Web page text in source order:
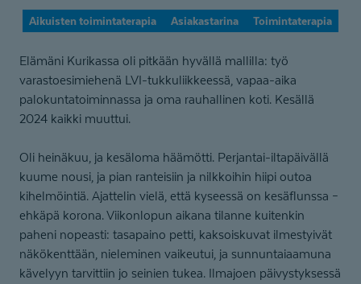
Aikuisten toimintaterapia Asiakastarina Toimintaterapia
Elämäni Kurikassa oli pitkään hyvällä mallilla: työ
varastoesimiehenä LVI-tukkuliikkeessä, vapaa-aika
palokuntatoiminnassa ja oma rauhallinen koti. Kesällä
2024 kaikki muuttui.
Oli heinäkuu, ja kesäloma häämötti. Perjantai-iltapäivällä
kuume nousi, ja pian ranteisiin ja nilkkoihin hiipi outoa
kihelmöintiä. Ajattelin vielä, että kyseessä on kesäflunssa –
ehkäpä korona. Viikonlopun aikana tilanne kuitenkin
paheni nopeasti: tasapaino petti, kaksoiskuvat ilmestyivät
näkökenttään, nieleminen vaikeutui, ja sunnuntaiaamuna
kävelyyn tarvittiin jo seinien tukea. Ilmajoen päivystyksessä